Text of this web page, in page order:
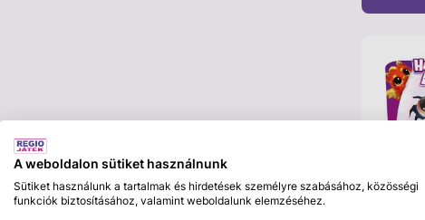
A weboldalon sütiket használnunk
Sütiket használunk a tartalmak és hirdetések személyre szabásához, közösségi
funkciók biztosításához, valamint weboldalunk elemzéséhez.